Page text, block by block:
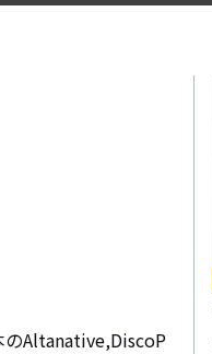
Altanative,DiscoP